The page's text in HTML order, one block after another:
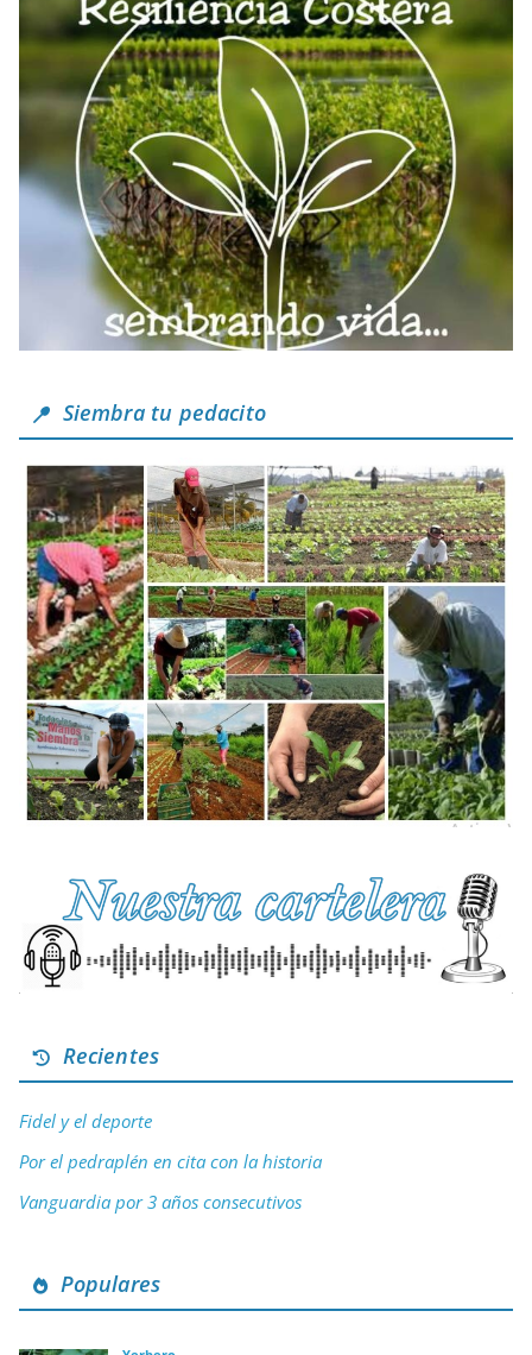
Siembra tu pedacito
Recientes
Fidel y el deporte
Por el pedraplén en cita con la historia
Vanguardia por 3 años consecutivos
Populares